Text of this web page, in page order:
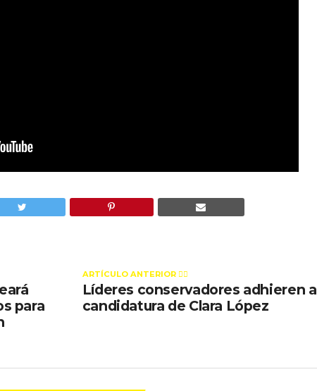
ARTÍCULO ANTERIOR 👉🏻
Líderes conservadores adhieren a
candidatura de Clara López
para